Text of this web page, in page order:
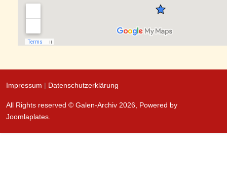
Impressum | Datenschutzerklärung
All Rights reserved © Galen-Archiv 2026, Powered by
Joomlaplates